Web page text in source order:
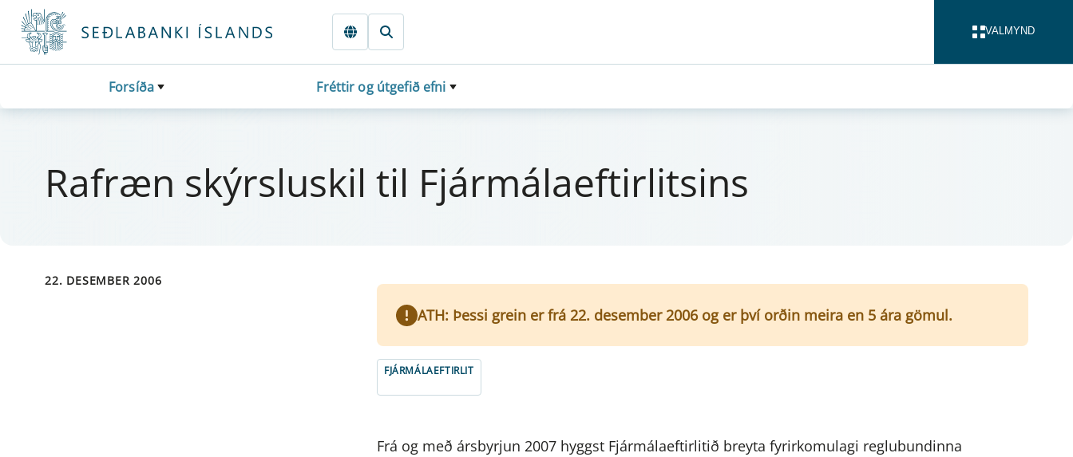
Fara beint í Meginmál
VALMYND
Forsíða Fréttir og útgefið efni
Ra­fræn skýrs­lu­skil til Fjá­r­mála­eft­i­r­lits­ins
22. DESEMBER 2006
ATH: Þessi grein er frá 22. desember 2006 og er því orðin meira en 5 ára gömul.
FJÁRMÁLAEFTIRLIT
Frá og með ársbyrjun 2007 hyggst Fjármálaeftirlitið breyta fyrirkomulagi reglubundinna